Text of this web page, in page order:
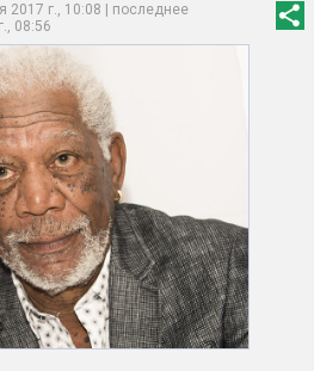
2017 г., 10:08 | последнее
08:56